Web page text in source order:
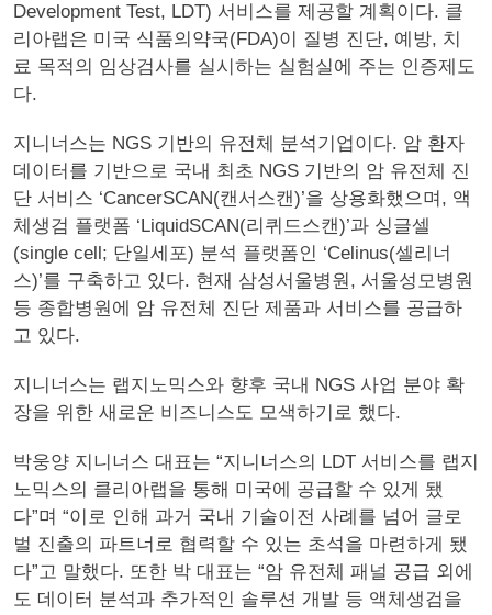
Development Test, LDT) 서비스를 제공할 계획이다. 클
리아랩은 미국 식품의약국(FDA)이 질병 진단, 예방, 치
료 목적의 임상검사를 실시하는 실험실에 주는 인증제도
다.
지니너스는 NGS 기반의 유전체 분석기업이다. 암 환자
데이터를 기반으로 국내 최초 NGS 기반의 암 유전체 진
단 서비스 ‘CancerSCAN(캔서스캔)’을 상용화했으며, 액
체생검 플랫폼 ‘LiquidSCAN(리퀴드스캔)’과 싱글셀
(single cell; 단일세포) 분석 플랫폼인 ‘Celinus(셀리너
스)’를 구축하고 있다. 현재 삼성서울병원, 서울성모병원
등 종합병원에 암 유전체 진단 제품과 서비스를 공급하
고 있다.
지니너스는 랩지노믹스와 향후 국내 NGS 사업 분야 확
장을 위한 새로운 비즈니스도 모색하기로 했다.
박웅양 지니너스 대표는 “지니너스의 LDT 서비스를 랩지
노믹스의 클리아랩을 통해 미국에 공급할 수 있게 됐
다”며 “이로 인해 과거 국내 기술이전 사례를 넘어 글로
벌 진출의 파트너로 협력할 수 있는 초석을 마련하게 됐
다”고 말했다. 또한 박 대표는 “암 유전체 패널 공급 외에
도 데이터 분석과 추가적인 솔루션 개발 등 액체생검을